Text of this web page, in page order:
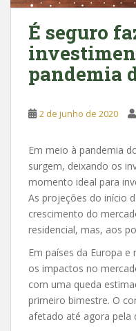
É seguro
pandemia
2 de junho de 2020
Em meio à pandemia
surgem, deixando os
momento ideal para
As projeções do início
crescimento do
residencial, mas, aos
Em países da Europa e
os impactos no
com uma queda
primeiro bimestre. O
afetado até agora pela